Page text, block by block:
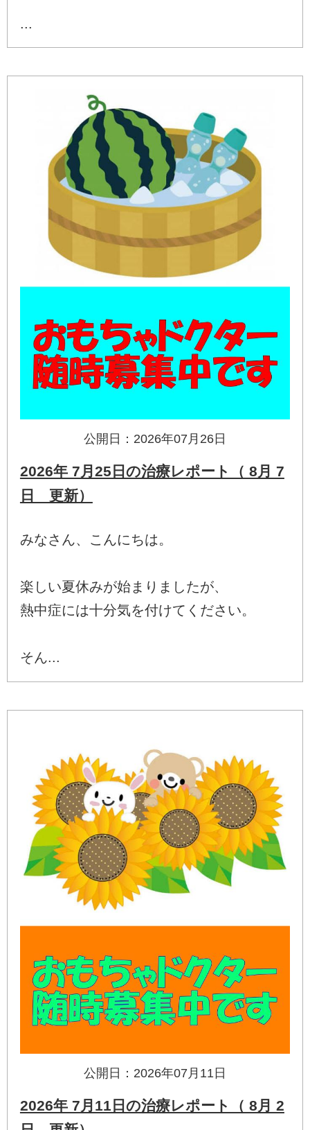
...
公開日：2026年07月26日
2026年 7月25日の治療レポート（ 8月 7
日 更新）
みなさん、こんにちは。
楽しい夏休みが始まりましたが、
熱中症には十分気を付けてください。
そん...
公開日：2026年07月11日
2026年 7月11日の治療レポート（ 8月 2